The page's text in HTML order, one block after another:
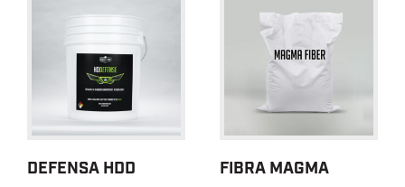
DEFENSA HDD FIBRA MAGMA